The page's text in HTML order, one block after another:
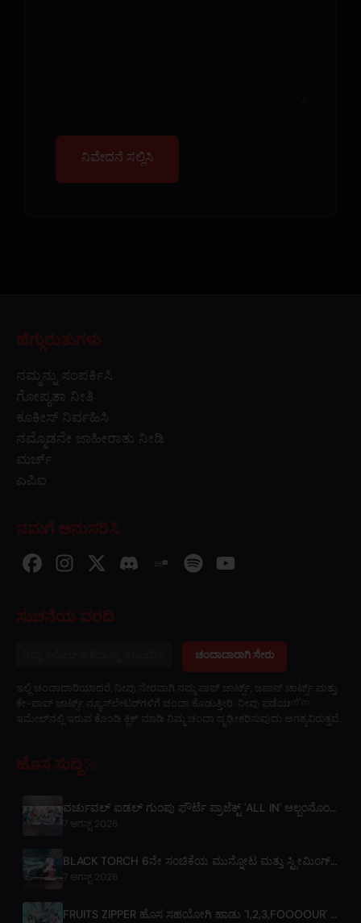
ನಿವೇದನೆ ಸಲ್ಲಿಸಿ
ಹೆಗ್ಗುರುತುಗಳು
ನಮ್ಮನ್ನು ಸಂಪರ್ಕಿಸಿ
ಗೋಪ್ಯತಾ ನೀತಿ
ಕೂಕೀಸ್ ನಿರ್ವಹಿಸಿ
ನಮ್ಮೊಡನೇ ಜಾಹೀರಾತು ನೀಡಿ
ಮರ್ಚ್
ಎಪಿಐ
ನಮಗೆ ಅನುಸರಿಸಿ
ಸುಚನೆಯ ವರದಿ
ಚಂದಾದಾರಾಗಿ ಸೇರು
ಇಲ್ಲಿ ಚಂದಾದಾರಿಯಾದರೆ, ನೀವು ನೇರವಾಗಿ ನಮ್ಮ ಪಾಪ್ ಚಾರ್ಟ್ಸ್, ಜಪಾನ್ ಚಾರ್ಟ್ಸ್ ಮತ್ತು
ಕೇ-ಪಾಪ್ ಚಾರ್ಟ್ಸ್ ನ್ಯೂಸ್‌ಲೇಟರ್‌ಗಳಿಗೆ ಚಂದಾ ಕೊಡುತ್ತೀರಿ. ನೀವು ಪಡೆಯുന്ന
ಇಮೇಲ್‌ನಲ್ಲಿ ಇರುವ ಕೊಂಡಿ ಕ್ಲಿಕ್ ಮಾಡಿ ನಿಮ್ಮ ಚಂದಾ ದೃಢೀಕರಿಸುವುದು ಅಗತ್ಯವಿರುತ್ತದೆ.
ಹೊಸ ಸುದ್ದಿ
ವರ್ಚುವಲ್ ಐಡಲ್ ಗುಂಪು ಫೌರ್ಟೆ ಪ್ರಾಜೆಕ್ಟ್ 'ALL IN' ಆಲ್ಬಂನೊಂದಿಗೆ ಡೆಬ್ಯೂಟ್ ಮಾಡಿದೆ, ಇದನ್ನು m-flo's ☆ಟಕು ತಕಹಾಶಿ ನಿರ್ಮಿಸಿದ್ದಾರೆ
7 ಆಗಸ್ಟ್ 2026
BLACK TORCH 6ನೇ ಸಂಚಿಕೆಯ ಮುನ್ನೋಟ ಮತ್ತು ಸ್ಟ್ರೀಮಿಂಗ್ ವಿವರಗಳು
7 ಆಗಸ್ಟ್ 2026
FRUITS ZIPPER ಹೊಸ ಸಹಯೋಗಿ ಹಾಡು '1,2,3,FOOOOUR' ಬಿಡುಗಡೆ ಮಾಡಿದ್ದಾರೆ